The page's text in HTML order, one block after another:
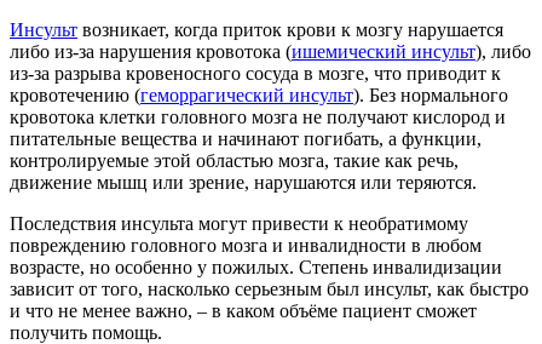
Инсульт возникает, когда приток крови к мозгу нарушается
либо из-за нарушения кровотока (ишемический инсульт), либо
из-за разрыва кровеносного сосуда в мозге, что приводит к
кровотечению (геморрагический инсульт). Без нормального
кровотока клетки головного мозга не получают кислород и
питательные вещества и начинают погибать, а функции,
контролируемые этой областью мозга, такие как речь,
движение мышц или зрение, нарушаются или теряются.
Последствия инсульта могут привести к необратимому
повреждению головного мозга и инвалидности в любом
возрасте, но особенно у пожилых. Степень инвалидизации
зависит от того, насколько серьезным был инсульт, как быстро
и что не менее важно, – в каком объёме пациент сможет
получить помощь.